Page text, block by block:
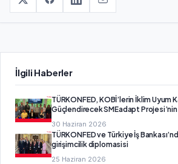
İlgili Haberler
TÜRKONFED, KOBİ’lerin İklim Uyum
Güçlendirecek SMEadapt
30 Haziran 2026
TÜRKONFED ve Türkiye İş
girişimcilik diplomasisi
25 Haziran 2026